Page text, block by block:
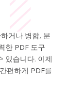
거나 병합, 분
한 PDF 도구
있습니다. 이제
편하게 PDF를